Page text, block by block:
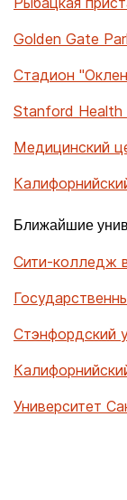
Golden Gate
Стадион
Stanford Health
Медицинский
Ближайшие
Сити-колледж
Стэнфордский
Университет